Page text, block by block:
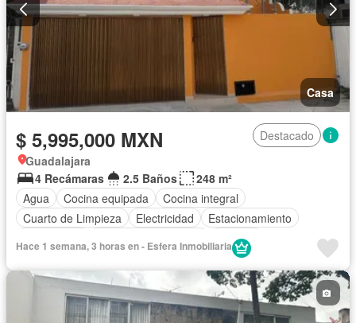
Casa
$ 5,995,000 MXN
Destacado
Guadalajara
4 Recámaras
2.5 Baños
248 m²
Agua
Cocina equipada
Cocina integral
Cuarto de Limpieza
Electricidad
Estacionamiento
Terraza
Hace 1 semana, 3 horas en - Esfera Inmobiliaria